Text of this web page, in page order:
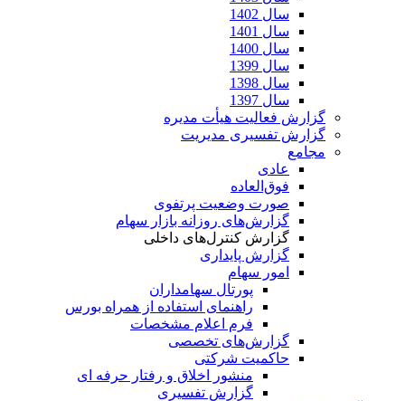
سال 1402
سال 1401
سال 1400
سال 1399
سال 1398
سال 1397
گزارش فعالیت هیأت مدیره
گزارش تفسیری مدیریت
مجامع
عادی
فوق‌العاده
صورت وضعیت پرتفوی
گزارش‌های روزانه بازار سهام
گزارش کنترل‌های داخلی
گزارش پایداری
امور سهام
پورتال سهامداران
راهنمای استفاده از همراه بورس
فرم اعلام مشخصات
گزارش‌های تخصصی
حاکمیت شرکتی
منشور اخلاق و رفتار حرفه­ ای
گزارش تفسیری